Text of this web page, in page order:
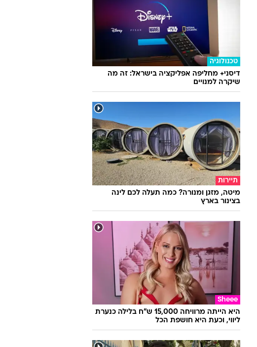
טכנולוגיה
דיסני+ מחליפה אפליקציה בישראל: זה מה
שיקרה למנויים
תיירות
מיטה, מזגן ומנורה? כמה תעלה לכם לינה
בצינור בארץ
Sheee
היא הייתה מרוויחה 15,000 ש"ח בלילה כנערת
ליווי, וכעת היא חושפת הכל